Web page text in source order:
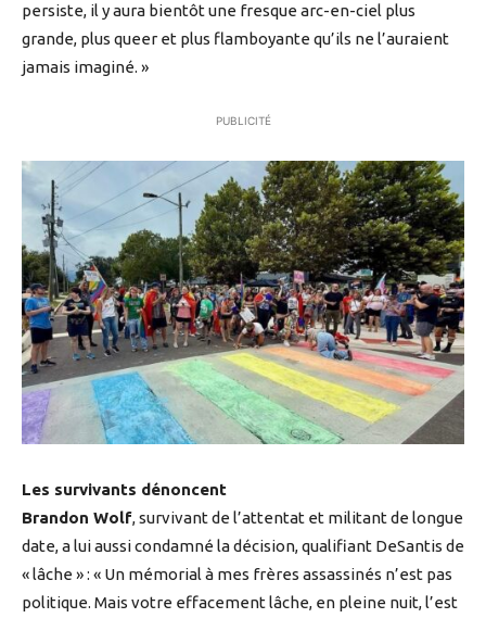
persiste, il y aura bientôt une fresque arc-en-ciel plus
grande, plus queer et plus flamboyante qu’ils ne l’auraient
jamais imaginé. »
PUBLICITÉ
Les survivants dénoncent
Brandon Wolf, survivant de l’attentat et militant de longue
date, a lui aussi condamné la décision, qualifiant DeSantis de
« lâche » : « Un mémorial à mes frères assassinés n’est pas
politique. Mais votre effacement lâche, en pleine nuit, l’est